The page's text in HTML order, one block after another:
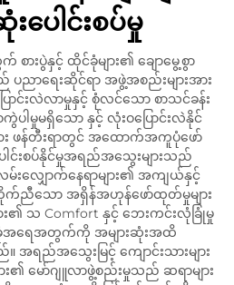
ပေါင်းစပ်မှု
စားပွဲနှင့် ထိုင်ခုံများ၏ ချောမွေ့စွာ
ပညာရေးဆိုင်ရာ အဖွဲ့အစည်းများအား
ြောင်းလဲလာမှုနှင့် စုံလင်သော စာသင်ခန်း
ါမှုမရှိသော နှင့် လုံးဝပြောင်းလဲနိုင်
း ဖန်တီးရာတွင် အထောက်အကူပုံဖော်
ါင်းစပ်နိုင်မှုအရည်အသွေးများသည်
းလျှောက်နေရာများ၏ အကျယ်နှင့်
ကိုက်ညီသော အရှိန်အဟုန်ဖော်ထုတ်မှုများ
ျား၏ သ Comfort နှင့် ဘေးကင်းလုံခြုံမှု
အရေအတွက်ကို အများဆုံးအထိ
အရည်အသွေးမြင့် ကျောင်းသားများ
၏ မော်ဂျူလာဖွဲ့စည်းမှုသည် ဆရာများ